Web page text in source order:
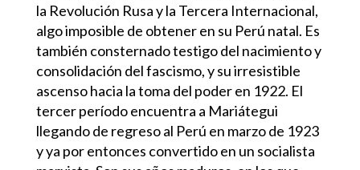
la Revolución Rusa y la Tercera Internacional,
algo imposible de obtener en su Perú natal. Es
también consternado testigo del nacimiento y
consolidación del fascismo, y su irresistible
ascenso hacia la toma del poder en 1922. El
tercer período encuentra a Mariátegui
llegando de regreso al Perú en marzo de 1923
y ya por entonces convertido en un socialista